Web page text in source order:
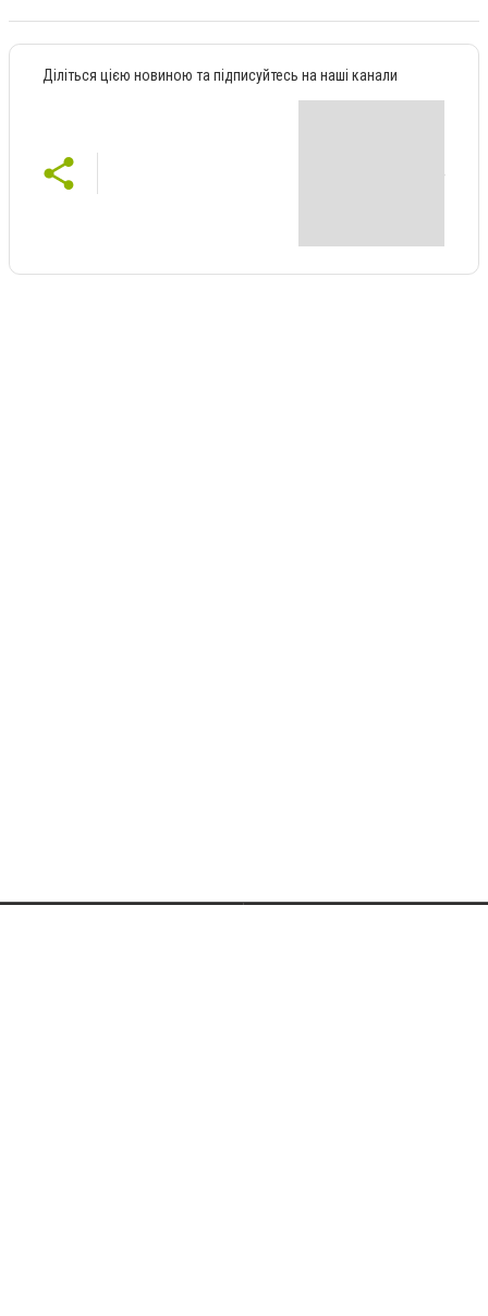
Діліться цією новиною та підписуйтесь на наші канали